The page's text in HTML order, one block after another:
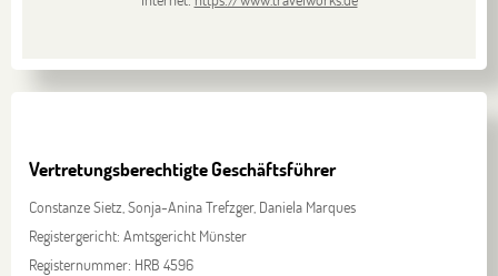
Vertretungsberechtigte Geschäftsführer
Constanze Sietz, Sonja-Anina Trefzger, Daniela Marques
Registergericht: Amtsgericht Münster
Registernummer: HRB 4596